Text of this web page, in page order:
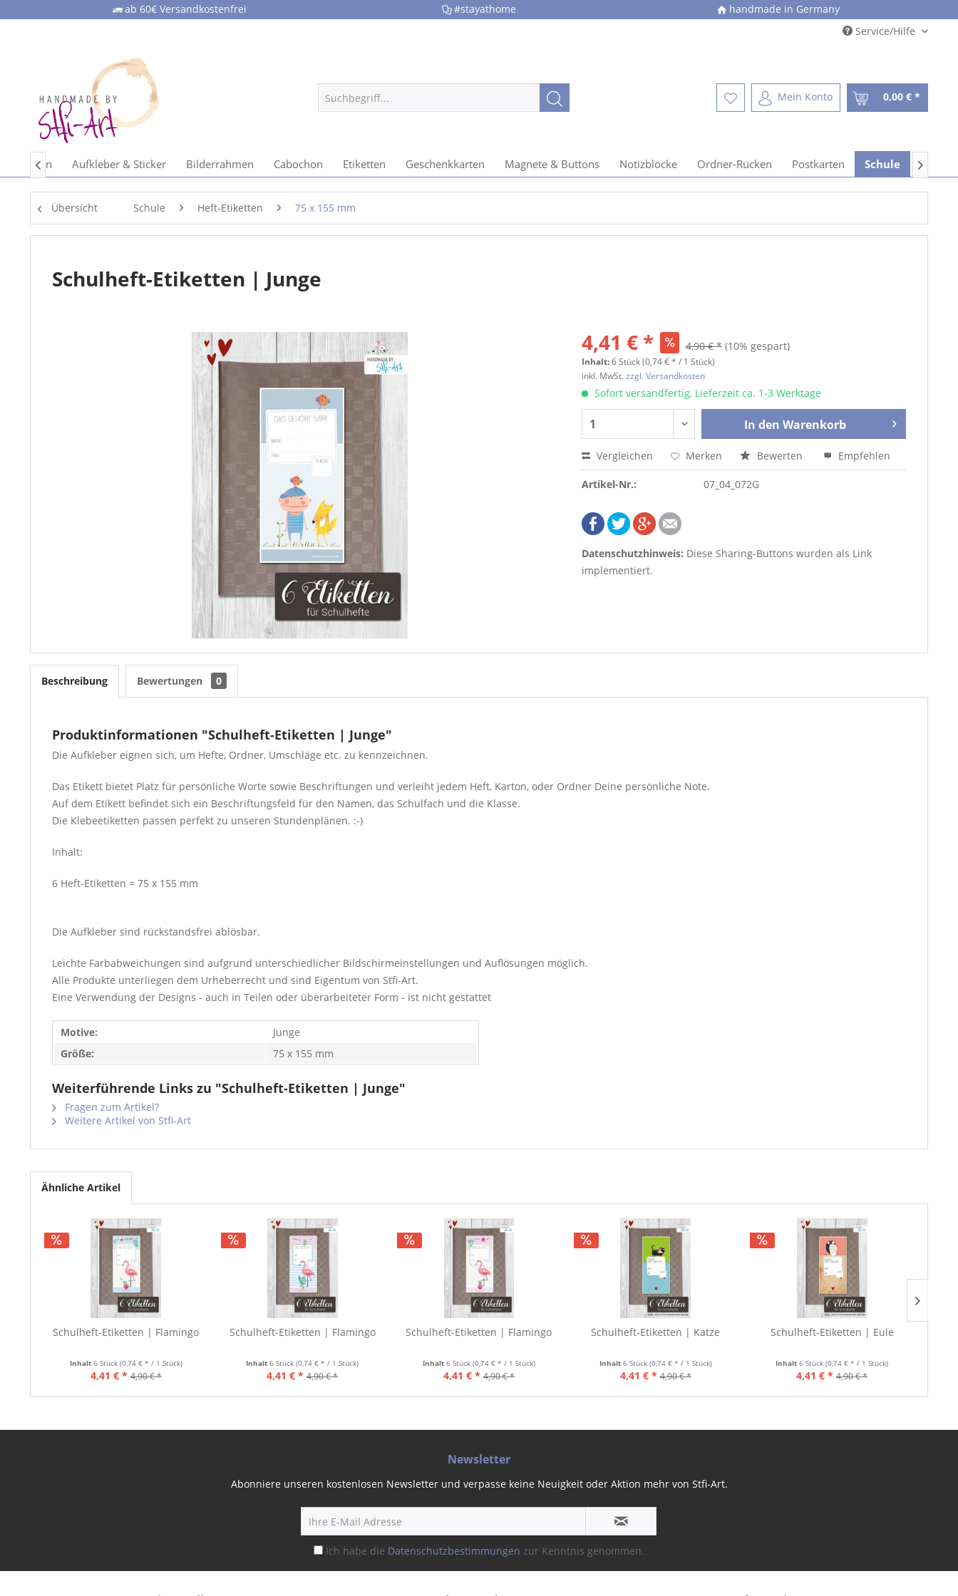
ab 60€ Versandkostenfrei #stayathome
handmade in Germany
Service/Hilfe
Mein Konto 0,00 € *
Aufkleber & Sticker Bilderrahmen Cabochon Etiketten Geschenkkarten Magnete & Buttons Notizblöcke Ordner-Rücken Postkarten Schule Spiele
 
Übersicht Schule Heft-Etiketten 75 x 155 mm
Schulheft-Etiketten | Junge
4,41 € * 4,90 € * (10% gespart)
Inhalt:6 Stück (0,74 € * / 1 Stück)
inkl. MwSt.zzgl. Versandkosten
Sofort versandfertig, Lieferzeit ca. 1-3 Werktage
In den Warenkorb
Vergleichen Merken Bewerten Empfehlen
Artikel-Nr.: 07_04_072G
Datenschutzhinweis: Diese Sharing-Buttons wurden als Link
implementiert.
Beschreibung Bewertungen 0
Produktinformationen "Schulheft-Etiketten | Junge"
Die Aufkleber eignen sich, um Hefte, Ordner, Umschläge etc. zu kennzeichnen.
Das Etikett bietet Platz für persönliche Worte sowie Beschriftungen und verleiht jedem Heft, Karton, oder Ordner Deine persönliche Note.
Auf dem Etikett befindet sich ein Beschriftungsfeld für den Namen, das Schulfach und die Klasse.
Die Klebeetiketten passen perfekt zu unseren Stundenplänen. :-)
Inhalt:
6 Heft-Etiketten = 75 x 155 mm
Die Aufkleber sind rückstandsfrei ablösbar.
Leichte Farbabweichungen sind aufgrund unterschiedlicher Bildschirmeinstellungen und Auflösungen möglich.
Alle Produkte unterliegen dem Urheberrecht und sind Eigentum von Stfi-Art.
Eine Verwendung der Designs - auch in Teilen oder überarbeiteter Form - ist nicht gestattet
Motive:
Junge
Größe:
75 x 155 mm
Weiterführende Links zu "Schulheft-Etiketten | Junge"
Fragen zum Artikel?
Weitere Artikel von Stfi-Art
Ähnliche Artikel
Schulheft-Etiketten | Flamingo
Inhalt 6 Stück (0,74 € * / 1 Stück)
4,41 € * 4,90 € *
Schulheft-Etiketten | Flamingo
Inhalt6 Stück(0,74 € * / 1 Stück)
4,41 € * 4,90 € *
Schulheft-Etiketten | Flamingo
Inhalt 6 Stück (0,74 € * / 1 Stück)
4,41 € * 4,90 € *
Schulheft-Etiketten | Katze
Inhalt 6 Stück (0,74 € * / 1 Stück)
4,41 € * 4,90 € *
Schulheft-Etiketten | Eule
Inhalt6 Stück(0,74 € * / 1 Stück)
4,41 € * 4,90 € *
Newsletter
Abonniere unseren kostenlosen Newsletter und verpasse keine Neuigkeit oder Aktion mehr von Stfi-Art.
Ich habe die Datenschutzbestimmungen zur Kenntnis genommen.